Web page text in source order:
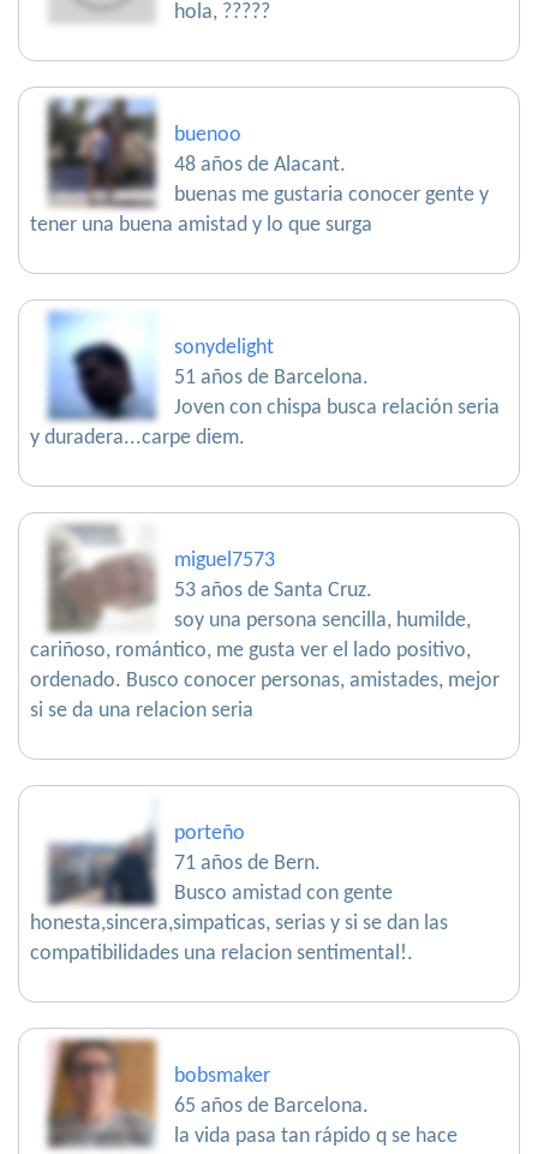
hola, ?????
buenoo
48 años de Alacant.
buenas me gustaria conocer gente y
tener una buena amistad y lo que surga
sonydelight
51 años de Barcelona.
Joven con chispa busca relación seria
y duradera...carpe diem.
miguel7573
53 años de Santa Cruz.
soy una persona sencilla, humilde,
cariñoso, romántico, me gusta ver el lado positivo,
ordenado. Busco conocer personas, amistades, mejor
si se da una relacion seria
porteño
71 años de Bern.
Busco amistad con gente
honesta,sincera,simpaticas, serias y si se dan las
compatibilidades una relacion sentimental!.
bobsmaker
65 años de Barcelona.
la vida pasa tan rápido q se hace